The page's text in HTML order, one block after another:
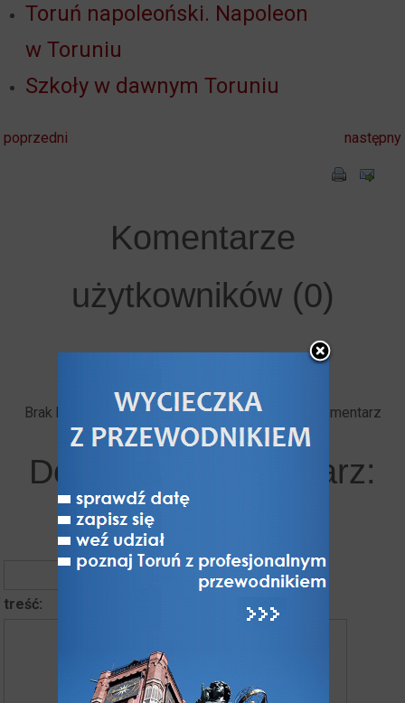
Toruń napoleoński. Napoleon
w Toruniu
Szkoły w dawnym Toruniu
poprzedni następny
Komentarze
użytkowników (0)
Brak komentarzy. Bądź pierwszy - dodaj swój komentarz
Dodaj swój komentarz:
autor komentarza
treść: